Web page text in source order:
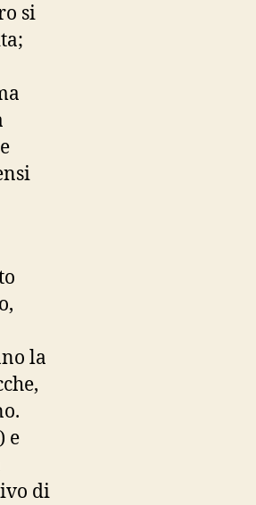
si
la
e
di